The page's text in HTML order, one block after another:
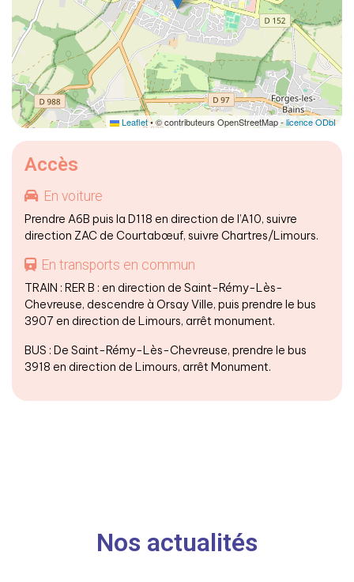
Leaflet• © contributeurs OpenStreetMap -licence ODbL
Accès
En voiture
Prendre A6B puis la D118 en direction de l’A10, suivre
direction ZAC de Courtabœuf, suivre Chartres/Limours.
En transports en commun
TRAIN : RER B : en direction de Saint-Rémy-Lès-
Chevreuse, descendre à Orsay Ville, puis prendre le bus
3907 en direction de Limours, arrêt monument.
BUS : De Saint-Rémy-Lès-Chevreuse, prendre le bus
3918 en direction de Limours, arrêt Monument.
Nos actualités